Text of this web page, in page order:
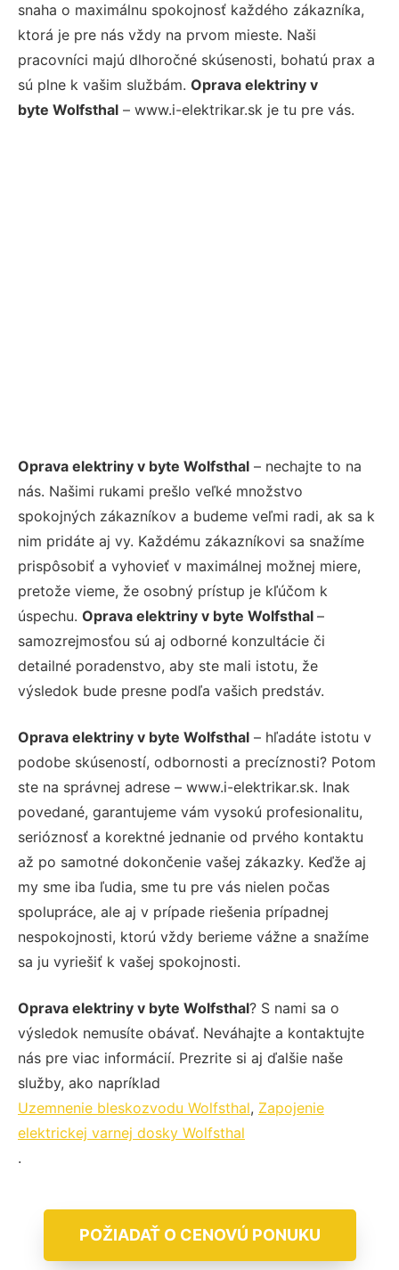
snaha o maximálnu spokojnosť každého zákazníka,
ktorá je pre nás vždy na prvom mieste. Naši
pracovníci majú dlhoročné skúsenosti, bohatú prax a
sú plne k vašim službám. Oprava elektriny v
byte Wolfsthal – www.i-elektrikar.sk je tu pre vás.
Oprava elektriny v byte Wolfsthal – nechajte to na
nás. Našimi rukami prešlo veľké množstvo
spokojných zákazníkov a budeme veľmi radi, ak sa k
nim pridáte aj vy. Každému zákazníkovi sa snažíme
prispôsobiť a vyhovieť v maximálnej možnej miere,
pretože vieme, že osobný prístup je kľúčom k
úspechu. Oprava elektriny v byte Wolfsthal –
samozrejmosťou sú aj odborné konzultácie či
detailné poradenstvo, aby ste mali istotu, že
výsledok bude presne podľa vašich predstáv.
Oprava elektriny v byte Wolfsthal – hľadáte istotu v
podobe skúseností, odbornosti a precíznosti? Potom
ste na správnej adrese – www.i-elektrikar.sk. Inak
povedané, garantujeme vám vysokú profesionalitu,
serióznosť a korektné jednanie od prvého kontaktu
až po samotné dokončenie vašej zákazky. Keďže aj
my sme iba ľudia, sme tu pre vás nielen počas
spolupráce, ale aj v prípade riešenia prípadnej
nespokojnosti, ktorú vždy berieme vážne a snažíme
sa ju vyriešiť k vašej spokojnosti.
Oprava elektriny v byte Wolfsthal? S nami sa o
výsledok nemusíte obávať. Neváhajte a kontaktujte
nás pre viac informácií. Prezrite si aj ďalšie naše
služby, ako napríklad
Uzemnenie bleskozvodu Wolfsthal, Zapojenie
elektrickej varnej dosky Wolfsthal
.
POŽIADAŤ O CENOVÚ PONUKU